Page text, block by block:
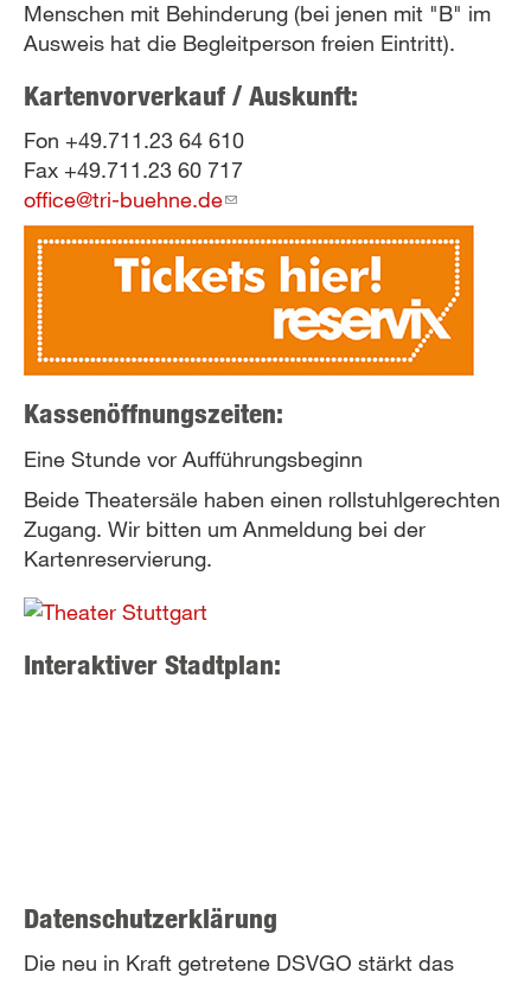
Menschen mit Behinderung (bei jenen mit "B" im
Ausweis hat die Begleitperson freien Eintritt).
Kartenvorverkauf / Auskunft:
Fon +49.711.23 64 610
Fax +49.711.23 60 717
office@tri-buehne.de(link
sends
e-
mail)
Kassenöffnungszeiten:
Eine Stunde vor Aufführungsbeginn
Beide Theatersäle haben einen rollstuhlgerechten
Zugang. Wir bitten um Anmeldung bei der
Kartenreservierung.
Interaktiver Stadtplan:
Datenschutzerklärung
Die neu in Kraft getretene DSVGO stärkt das